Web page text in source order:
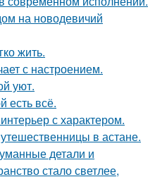
на новодевичий
жить.
с настроением.
уют.
есть всё.
с характером.
в астане.
детали и
стало светлее,